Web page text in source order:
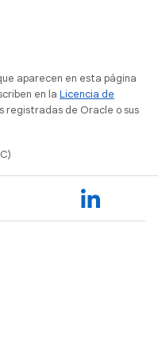
aparecen en esta página
en la Licencia de
registradas de Oracle o sus